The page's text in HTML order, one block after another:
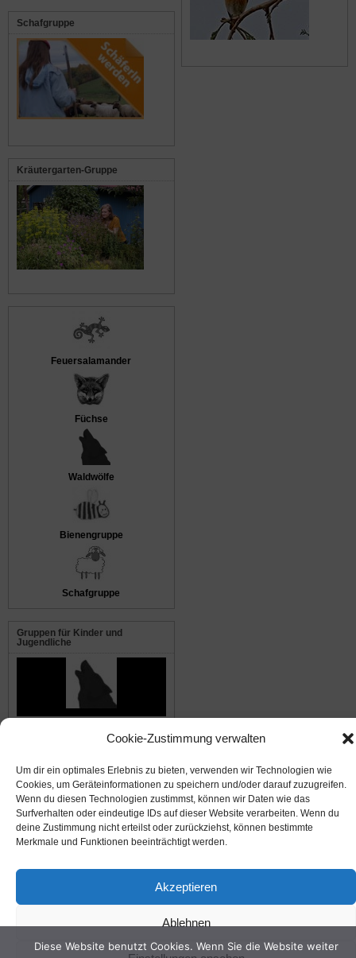
Cookie-Zustimmung verwalten
Um dir ein optimales Erlebnis zu bieten, verwenden wir Technologien wie
Cookies, um Geräteinformationen zu speichern und/oder darauf zuzugreifen.
Wenn du diesen Technologien zustimmst, können wir Daten wie das
Surfverhalten oder eindeutige IDs auf dieser Website verarbeiten. Wenn du
deine Zustimmung nicht erteilst oder zurückziehst, können bestimmte
Merkmale und Funktionen beeinträchtigt werden.
Akzeptieren
Ablehnen
Schafgruppe
Kräutergarten-Gruppe
Feuersalamander
Füchse
Waldwölfe
Bienengruppe
Schafgruppe
Gruppen für Kinder und
Jugendliche
© 2008-2026 NABU Seeheim Impressum Datenschutz Cookie-Richtlinie
Suffusion theme by Sayontan Sinha
Diese Website benutzt Cookies. Wenn Sie die Website weiter